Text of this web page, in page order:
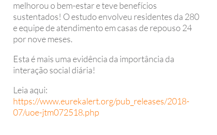
melhorou o bem-estar e teve benefícios
sustentados! O estudo envolveu residentes da 280
e equipe de atendimento em casas de repouso 24
por nove meses.
Esta é mais uma evidência da importância da
interação social diária!
Leia aqui:
https://www.eurekalert.org/pub_releases/2018-
07/uoe-jtm072518.php